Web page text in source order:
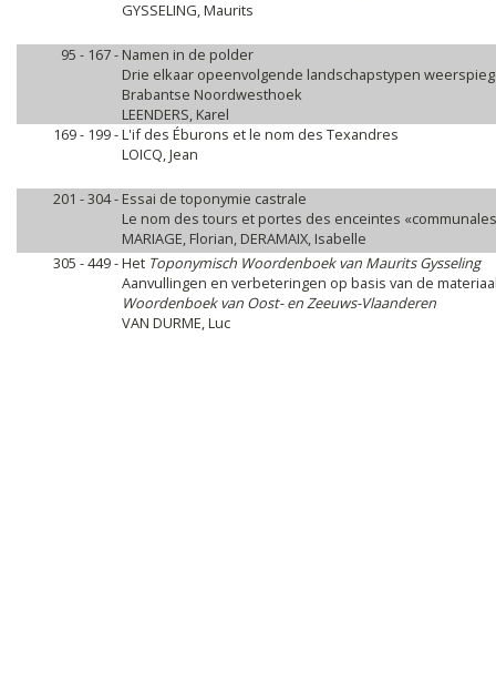
GYSSELING, Maurits
95 - 167 - Namen in de polder
Drie elkaar opeenvolgende landschapstypen
Brabantse Noordwesthoek
LEENDERS, Karel
169 - 199 -L'if des Éburons et le nom des Texandres
LOICQ, Jean
201 - 304 - Essai de toponymie castrale
Le nom des tours et portes des enceintes
MARIAGE, Florian, DERAMAIX, Isabelle
305 - 449 -Het Toponymisch Woordenboek van Maurits Gysseling
Aanvullingen en verbeteringen op basis van de
Woordenboek van Oost- en Zeeuws-Vlaanderen
VAN DURME, Luc